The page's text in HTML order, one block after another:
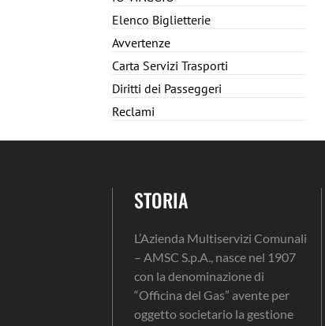
Elenco Biglietterie
Avvertenze
Carta Servizi Trasporti
Diritti dei Passeggeri
Reclami
STORIA
L’Azienda Multiservizi Comunali
– AMSC S.p.A., nasce nel 1907
con la denominazione di
“Officina del Gas” avente per
oggetto societario la gestione